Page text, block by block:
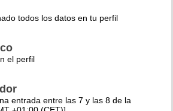
todos los datos en tu perfil
el perfil
entrada entre las 7 y las 8 de la